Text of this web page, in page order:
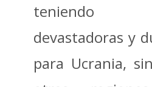
teniendo
devastadoras y
para Ucrania,